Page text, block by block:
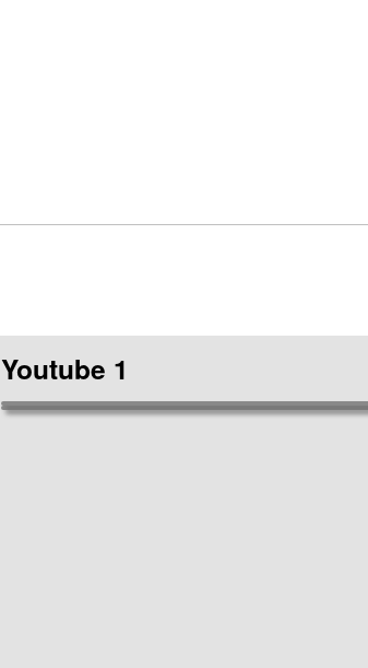
Youtube 1